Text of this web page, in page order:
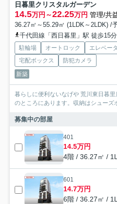
日暮里クリスタルガーデン
14.5万円～22.25万円 管理/共
36.27㎡～55.29㎡ (1LDK～2LDK) /
千代田線「西日暮里」駅 徒歩15分
駐輪場 オートロック エレベー
宅配ボックス
防犯カメラ
新築
暮らしに便利ないなげや 荒川東日暮
のところにあります。収納はシューズ
募集中の部屋
401
14.5万円
4階 / 36.27㎡ /
601
14.7万円
6階 / 36.27㎡ /